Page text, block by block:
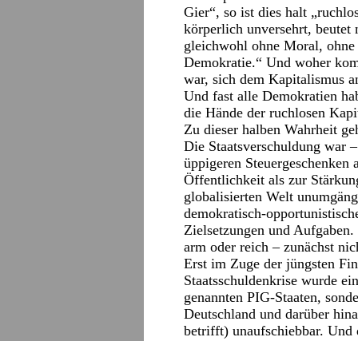
Gier“, so ist dies halt
körperlich unversehrt,
gleichwohl ohne Moral,
Demokratie.“ Und woher
war, sich dem Kapitalismus
Und fast alle Demokratien
die Hände der ruchlosen
Zu dieser halben Wahrheit
Die Staatsverschuldung war
üppigeren
Öffentlichkeit als zur
globalisierten Welt
demokratisch-
Zielsetzungen und
arm oder reich – zunächst
Erst im Zuge der jüngsten
Staatsschuldenkrise wurde
genannten PIG-Staaten,
Deutschland und darüber
betrifft) unaufschiebbar. Und